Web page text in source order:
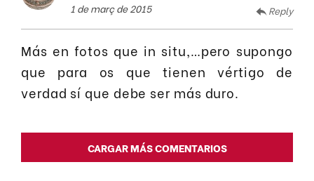
1 de març de 2015 Reply
Más en fotos que in situ,…pero supongo
que para os que tienen vértigo de
verdad sí que debe ser más duro.
CARGAR MÁS COMENTARIOS